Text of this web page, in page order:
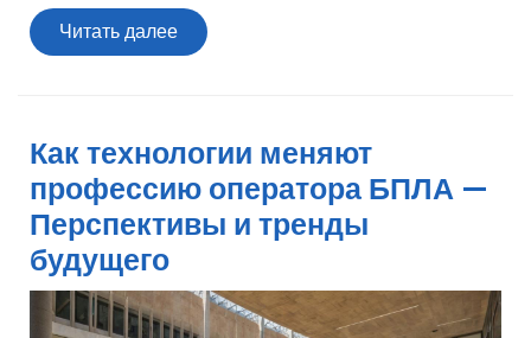
Читать далееЧитать
далее
Как технологии меняют
профессию оператора БПЛА —
Перспективы и тренды
будущего